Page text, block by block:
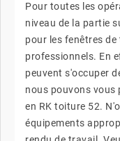
Pour toutes les
niveau de la partie
pour les fenêtres
professionnels. En
peuvent s'occuper
nous pouvons vous
en RK toiture 52.
équipements